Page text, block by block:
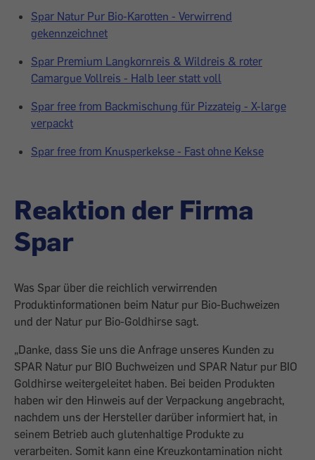
Spar Natur Pur Bio-Karotten - Verwirrend
gekennzeichnet
Spar Premium Langkornreis & Wildreis & roter
Camargue Vollreis - Halb leer statt voll
Spar free from Backmischung für Pizzateig - X-large
verpackt
Spar free from Knusperkekse - Fast ohne Kekse
Reaktion der Firma
Spar
Was Spar über die reichlich verwirrenden
Produktinformationen beim Natur pur Bio-Buchweizen
und der Natur pur Bio-Goldhirse sagt.
„Danke, dass Sie uns die Anfrage unseres Kunden zu
SPAR Natur pur BIO Buchweizen und SPAR Natur pur BIO
Goldhirse weitergeleitet haben. Bei beiden Produkten
haben wir den Hinweis auf der Verpackung angebracht,
nachdem uns der Hersteller darüber informiert hat, in
seinem Betrieb auch glutenhaltige Produkte zu
verarbeiten. Somit kann eine Kreuzkontamination nicht